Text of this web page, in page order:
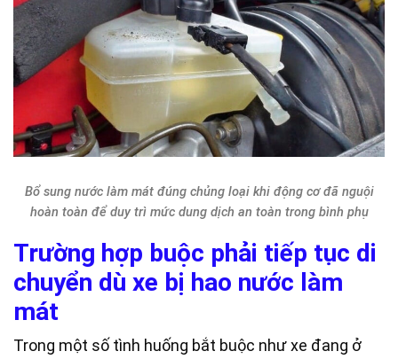
Bổ sung nước làm mát đúng chủng loại khi động cơ đã nguội
hoàn toàn để duy trì mức dung dịch an toàn trong bình phụ
Trường hợp buộc phải tiếp tục di
chuyển dù xe bị hao nước làm
mát
Trong một số tình huống bắt buộc như xe đang ở